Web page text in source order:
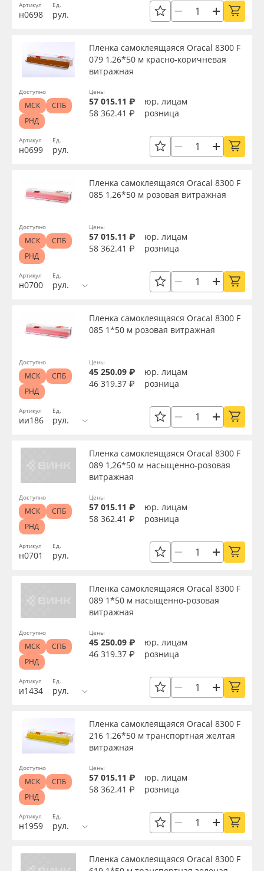
Артикул
н0698
Ед.
рул.
Артикул
н0699
Пленка самоклеящаяся Oracal 8300 F
079 1,26*50 м красно-коричневая
витражная
Ед.
рул.
Цены
57 015.11 ₽
юр. лицам
58 362.41 ₽
розница
Доступно
МСК
СПБ
РНД
Артикул
н0700
Пленка самоклеящаяся Oracal 8300 F
085 1,26*50 м розовая витражная
Ед.
рул.
Цены
57 015.11 ₽
юр. лицам
58 362.41 ₽
розница
Доступно
МСК
СПБ
РНД
Артикул
ии186
Пленка самоклеящаяся Oracal 8300 F
085 1*50 м розовая витражная
Ед.
рул.
Цены
45 250.09 ₽
юр. лицам
46 319.37 ₽
розница
Доступно
МСК
СПБ
РНД
Артикул
н0701
Пленка самоклеящаяся Oracal 8300 F
089 1,26*50 м насыщенно-розовая
витражная
Ед.
рул.
Цены
57 015.11 ₽
юр. лицам
58 362.41 ₽
розница
Доступно
МСК
СПБ
РНД
Артикул
и1434
Пленка самоклеящаяся Oracal 8300 F
089 1*50 м насыщенно-розовая
витражная
Ед.
рул.
Цены
45 250.09 ₽
юр. лицам
46 319.37 ₽
розница
Доступно
МСК
СПБ
РНД
Артикул
н1959
Пленка самоклеящаяся Oracal 8300 F
216 1,26*50 м транспортная желтая
витражная
Ед.
рул.
Цены
57 015.11 ₽
юр. лицам
58 362.41 ₽
розница
Доступно
МСК
СПБ
РНД
Пленка самоклеящаяся Oracal 8300 F